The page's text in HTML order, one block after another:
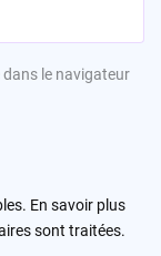
le navigateur
En savoir plus
sont traitées.